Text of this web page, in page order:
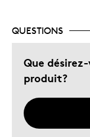
Occasion spéciale
QUESTIONS
Que
produit?